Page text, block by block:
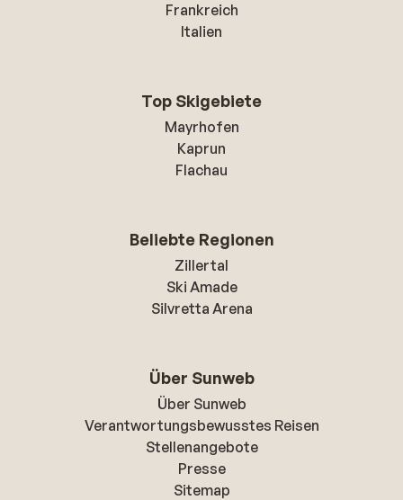
Frankreich
Italien
Top Skigebiete
Mayrhofen
Kaprun
Flachau
Beliebte Regionen
Zillertal
Ski Amade
Silvretta Arena
Über Sunweb
Über Sunweb
Verantwortungsbewusstes Reisen
Stellenangebote
Presse
Sitemap